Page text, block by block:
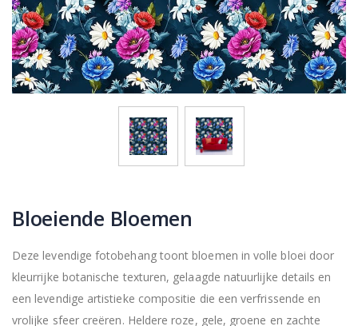
Bloeiende Bloemen
Deze levendige fotobehang toont bloemen in volle bloei door
kleurrijke botanische texturen, gelaagde natuurlijke details en
een levendige artistieke compositie die een verfrissende en
vrolijke sfeer creëren. Heldere roze, gele, groene en zachte